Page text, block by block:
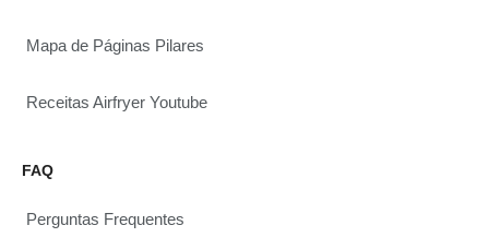
Mapa de Páginas Pilares
Receitas Airfryer Youtube
FAQ
Perguntas Frequentes